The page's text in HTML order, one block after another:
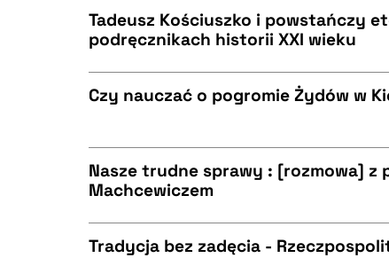
BIBTEX
BIBTEX
BIBTEX
Tadeusz Kościuszko i powstańczy
podręcznikach historii XXI wieku
BIBTEX
Czy nauczać o pogromie Żydów w
Nasze trudne sprawy : [rozmowa] z
Machcewiczem
Tradycja bez zadęcia -